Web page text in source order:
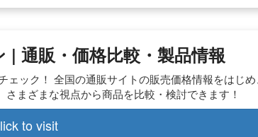
通販・価格比較・製品情報
ック！ 全国の通販サイトの販売価格情報をはじめ
まざまな視点から商品を比較・検討できます！
to visit